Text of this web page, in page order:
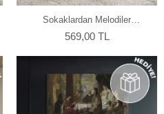
Sokaklardan Melodiler
Kanvas Tablo
569,00 TL